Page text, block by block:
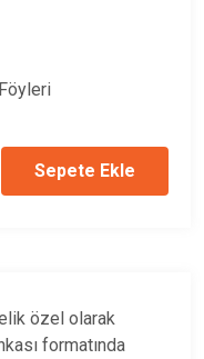
Sepete Ekle
özel olarak
formatında